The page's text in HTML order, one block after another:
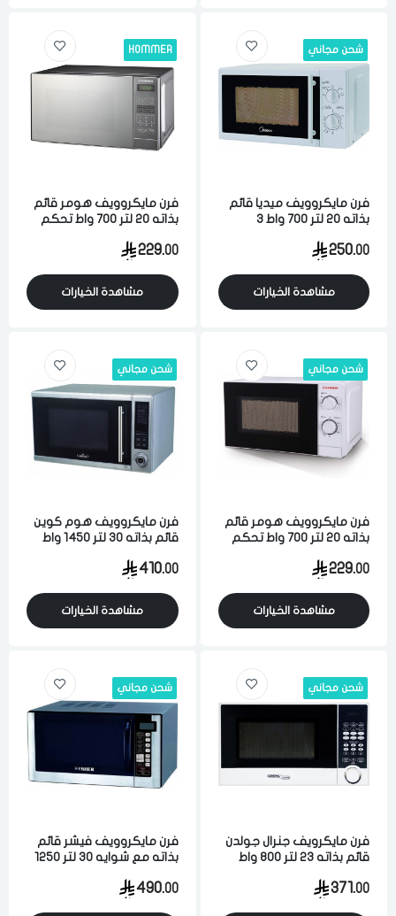
شحن مجاني
فرن مايكروويف ميديا قائم
بذاته 20 لتر 700 واط 3
يدوي ابيض
250.00
مشاهدة الخيارات
HOMMER
فرن مايكروويف هومر قائم
بذاته 20 لتر 700 واط تحكم
229.00
مشاهدة الخيارات
شحن مجاني
فرن مايكروويف هومر قائم
بذاته 20 لتر 700 واط تحكم
229.00
مشاهدة الخيارات
شحن مجاني
فرن مايكروويف هوم كوين
قائم بذاته 30 لتر 1450 واط
410.00
مشاهدة الخيارات
شحن مجاني
فرن مايكرويف جنرال جولدن
قائم بذاته 23 لتر 800 واط
371.00
شحن مجاني
فرن مايكروويف فيشر قائم
بذاته مع شوايه 30 لتر 1250
مستويات فضي
490.00